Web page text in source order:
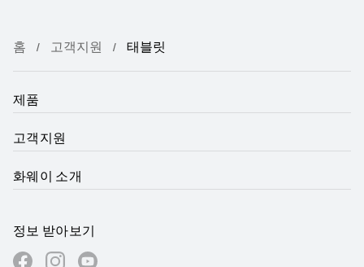
홈 고객지원 태블릿
제품
고객지원
화웨이 소개
정보 받아보기